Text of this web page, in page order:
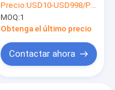
de almacenamiento
de agua, de lona de
PVC, tanque de
agua de forma
cuadrada
Precio:USD10-USD998/PCS
MOQ:1
Obtenga el último precio
Contactar ahora